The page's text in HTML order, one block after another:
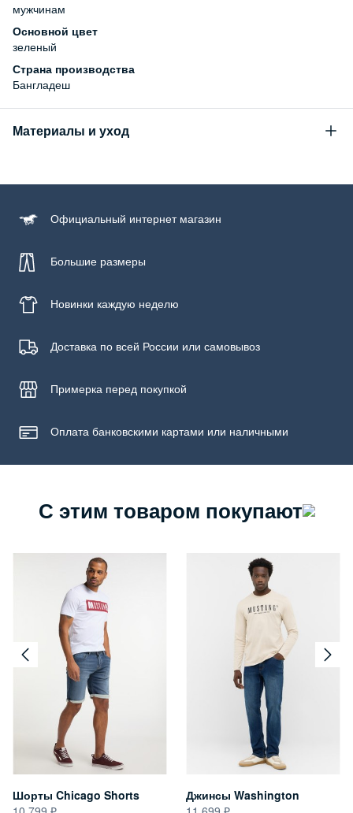
мужчинам
Основной цвет
зеленый
Страна производства
Бангладеш
Материалы и уход
100% хлопок
Бережная стирка при температуре не более 30С, химчистка
запрещена
Официальный интернет магазин
Большие размеры
Новинки каждую неделю
Доставка по всей России или самовывоз
Примерка перед покупкой
Оплата банковскими картами или наличными
С этим товаром покупают
Шорты Chicago Shorts
Джинсы Washington